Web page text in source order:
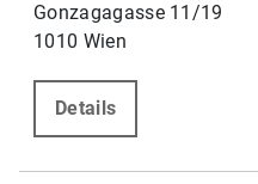
Gonzagagasse 11/19
1010 Wien
Details